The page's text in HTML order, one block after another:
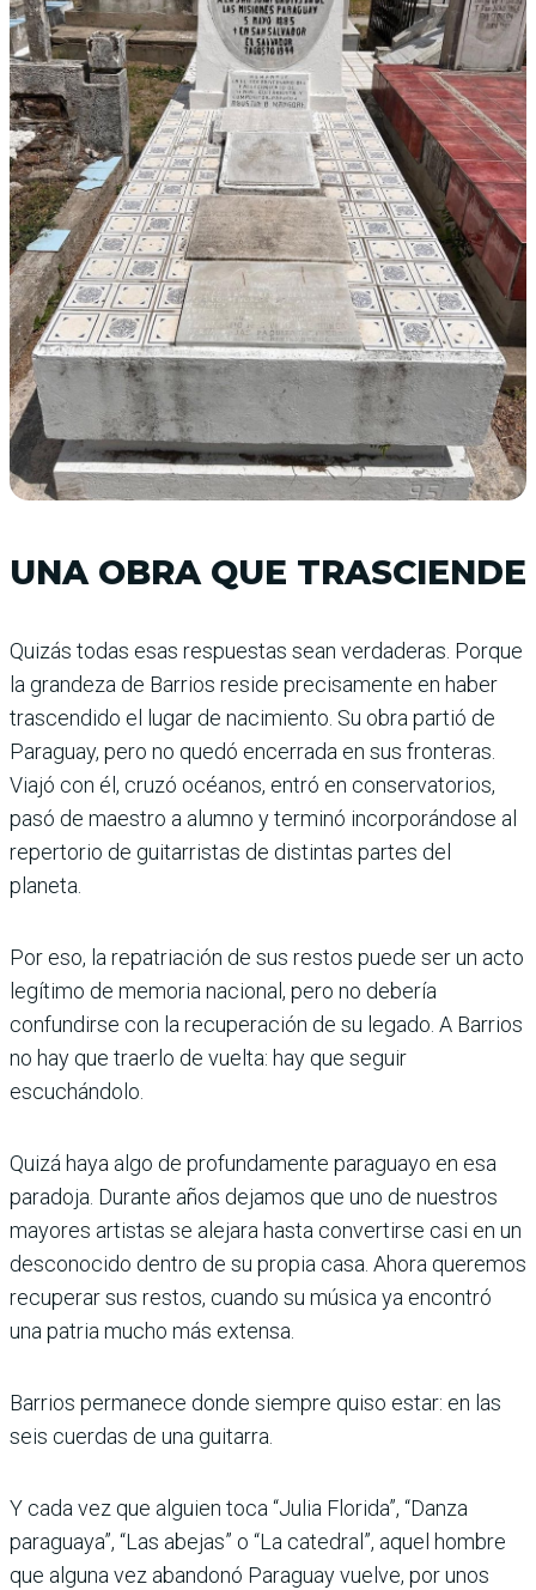
UNA OBRA QUE TRASCIENDE
Quizás todas esas respuestas sean verdaderas. Porque
la grandeza de Barrios reside precisamente en haber
trascendido el lugar de nacimiento. Su obra partió de
Paraguay, pero no quedó encerrada en sus fronteras.
Viajó con él, cruzó océanos, entró en conservatorios,
pasó de maestro a alumno y terminó incorporándose al
repertorio de guitarristas de distintas partes del
planeta.
Por eso, la repatriación de sus restos puede ser un acto
legítimo de memoria nacional, pero no debería
confundirse con la recuperación de su legado. A Barrios
no hay que traerlo de vuelta: hay que seguir
escuchándolo.
Quizá haya algo de profundamente paraguayo en esa
paradoja. Durante años dejamos que uno de nuestros
mayores artistas se alejara hasta convertirse casi en un
desconocido dentro de su propia casa. Ahora queremos
recuperar sus restos, cuando su música ya encontró
una patria mucho más extensa.
Barrios permanece donde siempre quiso estar: en las
seis cuerdas de una guitarra.
Y cada vez que alguien toca “Julia Florida”, “Danza
paraguaya”, “Las abejas” o “La catedral”, aquel hombre
que alguna vez abandonó Paraguay vuelve, por unos